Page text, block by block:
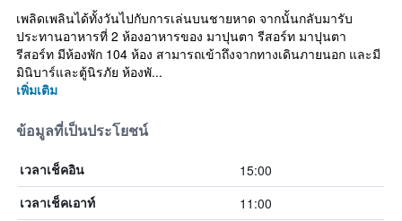
เพลิดเพลินได้ทั้งวันไปกับการเล่นบนชายหาด จากนั้นกลับมารับ
ประทานอาหารที่ 2 ห้องอาหารของ มาปุนตา รีสอร์ท มาปุนตา
รีสอร์ท มีห้องพัก 104 ห้อง สามารถเข้าถึงจากทางเดินภายนอก และมี
มินิบาร์และตู้นิรภัย ห้องพั...
เพิ่มเติม
ข้อมูลที่เป็นประโยชน์
เวลาเช็คอิน 15:00
เวลาเช็คเอาท์ 11:00